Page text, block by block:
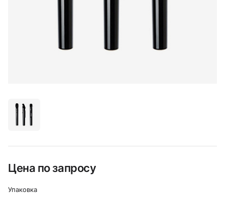
Цена по запросу
Упаковка